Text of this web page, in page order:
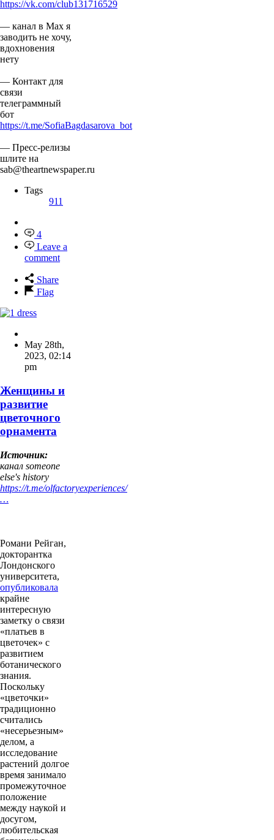
https://vk.com/club131716529
— канал в Мах я
заводить не хочу,
вдохновения
нету
— Контакт для
связи
телеграммный
бот
https://t.me/SofiaBagdasarova_bot
— Пресс-релизы
шлите на
sab@theartnewspaper.ru
Tags
911
4
Leave a
comment
Share
Flag
May 28th,
2023, 02:14
pm
Женщины и
развитие
цветочного
орнамента
Источник:
канал someone
else's history
https://t.me/olfactoryexperiences/
…
Романи Рейган,
докторантка
Лондонского
университета,
опубликовала
крайне
интересную
заметку о связи
«платьев в
цветочек» с
развитием
ботанического
знания.
Поскольку
«цветочки»
традиционно
считались
«несерьезным»
делом, а
исследование
растений долгое
время занимало
промежуточное
положение
между наукой и
досугом,
любительская